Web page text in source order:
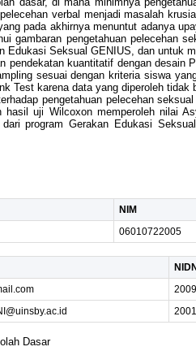
verbal menjadi masalah
pada akhirnya menuntut adanya
gambaran pengetahuan pelecehan
Seksual GENIUS, dan untuk
pendekatan kuantitatif dengan desain
sesuai dengan kriteria siswa
Test karena data yang diperoleh tidak
pengetahuan pelecehan
uji Wilcoxon memperoleh nilai
program Gerakan Edukasi
NIM
06010722005
Dasar